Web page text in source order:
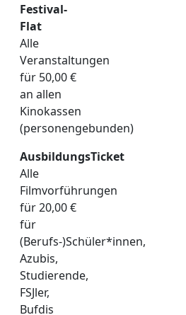
Festival-
Flat
Alle
Veranstaltungen
für 50,00 €
an allen
Kinokassen
(personengebunden)
AusbildungsTicket
Alle
Filmvorführungen
für 20,00 €
für
(Berufs-)Schüler*innen,
Azubis,
Studierende,
FSJler,
Bufdis